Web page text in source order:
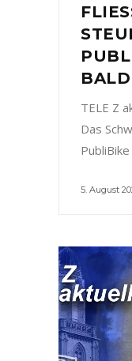
TELE Z
Das
5. August